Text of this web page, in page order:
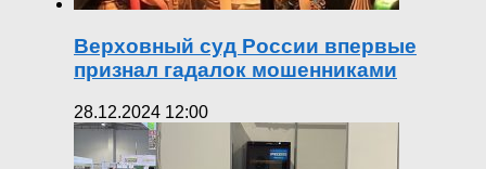
Верховный суд России впервые
признал гадалок мошенниками
28.12.2024 12:00